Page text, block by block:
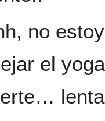
no
el